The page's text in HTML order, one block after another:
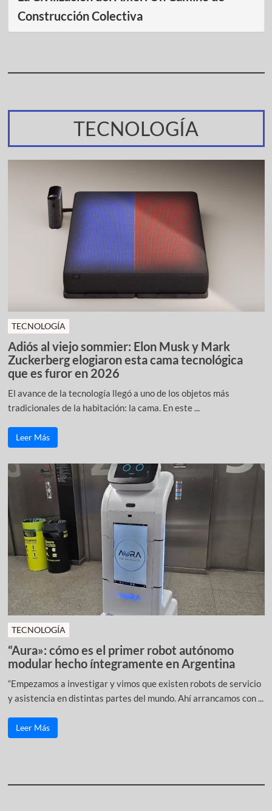
Construcción Colectiva
TECNOLOGÍA
TECNOLOGÍA
Adiós al viejo sommier: Elon Musk y Mark
Zuckerberg elogiaron esta cama tecnológica
que es furor en 2026
El avance de la tecnología llegó a uno de los objetos más
tradicionales de la habitación: la cama. En este ...
Leer Más
TECNOLOGÍA
“Aura»: cómo es el primer robot autónomo
modular hecho íntegramente en Argentina
“Empezamos a investigar y vimos que existen robots de servicio
y asistencia en distintas partes del mundo. Ahí arrancamos con ...
Leer Más